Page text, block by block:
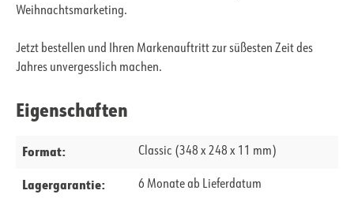
Weihnachtsmarketing.
Jetzt bestellen und Ihren Markenauftritt zur süßesten Zeit des
Jahres unvergesslich machen.
Eigenschaften
Format: Classic (348 x 248 x 11 mm)
Lagergarantie: 6 Monate ab Lieferdatum